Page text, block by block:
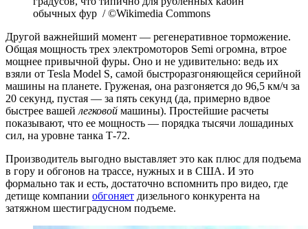
обычных фур / ©Wikimedia Commons
Другой важнейший момент — регенеративное торможение.
Общая мощность трех электромоторов Semi огромна, втрое
мощнее привычной фуры. Оно и не удивительно: ведь их
взяли от Tesla Model S, самой быстроразгоняющейся серийной
машины на планете. Груженая, она разгоняется до 96,5 км/ч за
20 секунд, пустая — за пять секунд (да, примерно вдвое
быстрее вашей легковой машины). Простейшие расчеты
показывают, что ее мощность — порядка тысячи лошадиных
сил, на уровне танка Т-72.
Производитель выгодно выставляет это как плюс для подъема
в гору и обгонов на трассе, нужных и в США. И это
формально так и есть, достаточно вспомнить про видео, где
детище компании обгоняет дизельного конкурента на
затяжном шестиградусном подъеме.